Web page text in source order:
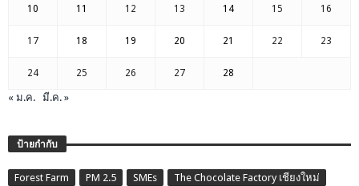
10 11 12 13 14 15 16
17 18 19 20 21 22 23
24 25 26 27 28
« ม.ค. มี.ค. »
ป้ายกำกับ
Forest Farm PM 2.5 SMEs
The Chocolate Factory เชียงใหม่